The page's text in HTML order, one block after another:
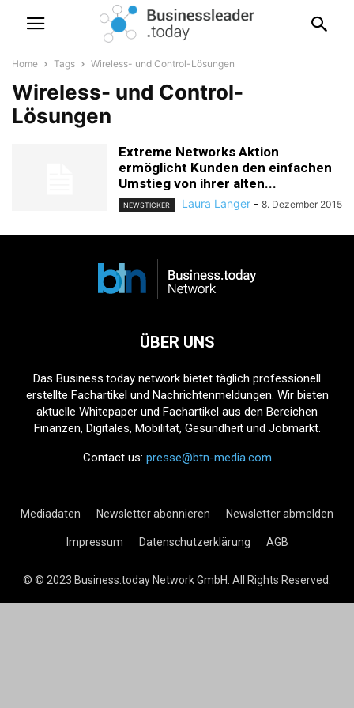
Home Tags Wireless- und Control-Lösungen
Wireless- und Control-
Lösungen
Extreme Networks Aktion
ermöglicht Kunden den einfachen
Umstieg von ihrer alten...
NEWSTICKER Laura Langer - 8. Dezember 2015
ÜBER UNS
Das Business.today network bietet täglich professionell
erstellte Fachartikel und Nachrichtenmeldungen. Wir bieten
aktuelle Whitepaper und Fachartikel aus den Bereichen
Finanzen, Digitales, Mobilität, Gesundheit und Jobmarkt.
Contact us: presse@btn-media.com
Mediadaten Newsletter abonnieren Newsletter abmelden
Impressum Datenschutzerklärung AGB
© © 2023 Business.today Network GmbH. All Rights Reserved.